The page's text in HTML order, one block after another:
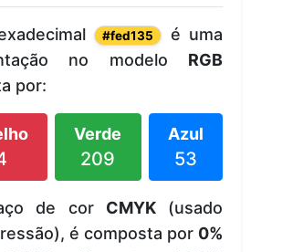
#fed135
é uma
no modelo RGB
por:
Verde
209
Azul
53
de cor CMYK(usado
é composta por 0%